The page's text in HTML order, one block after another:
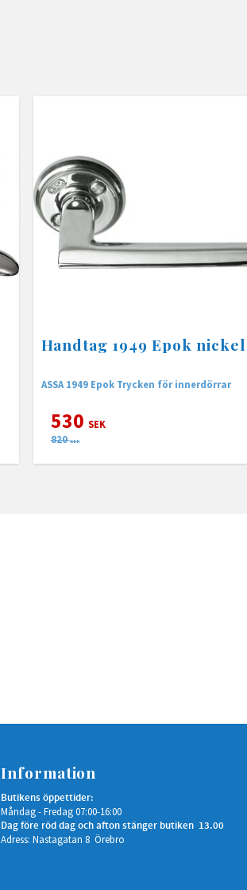
Handtag 1949 Epok nickel
ASSA 1949 Epok Trycken för innerdörrar
530 SEK
820 SEK
Information
Butikens öppettider:
Måndag - Fredag 07:00-16:00
Dag före röd dag och afton stänger butiken 13.00
Adress: Nastagatan 8 Örebro